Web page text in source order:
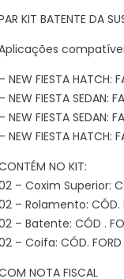
KIT BATENTE DA
– NEW FIESTA HATCH:
– NEW FIESTA SEDAN:
– NEW FIESTA SEDAN:
– NEW FIESTA HATCH:
NO KIT:
– Coxim Superior:
– Rolamento: CÓD.
– Batente: CÓD .
– Coifa: CÓD.
NOTA FISCAL